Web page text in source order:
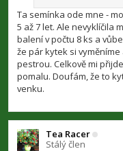
Ta semínka ode mne -
5 až 7 let. Ale nevyklíčila
balení v počtu 8 ks a
že pár kytek si
pestrou. Celkově mi
pomalu. Doufám, že to
venku.
Tea Racer
Stálý člen